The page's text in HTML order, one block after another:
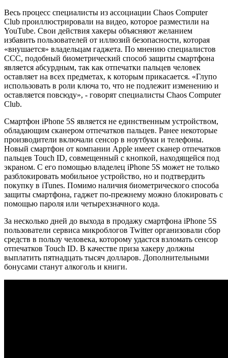
Весь процесс специалисты из ассоциации Chaos Computer
Club проиллюстрировали на видео, которое разместили на
YouTube. Свои действия хакеры объясняют желанием
избавить пользователей от иллюзий безопасности, которая
«внушается» владельцам гаджета. По мнению специалистов
CCC, подобный биометрический способ защиты смартфона
является абсурдным, так как отпечатки пальцев человек
оставляет на всех предметах, к которым прикасается. «Глупо
использовать в роли ключа то, что не подлежит изменению и
оставляется повсюду», - говорят специалисты Chaos Computer
Club.
Смартфон iPhone 5S является не единственным устройством,
обладающим сканером отпечатков пальцев. Ранее некоторые
производители включали сенсор в ноутбуки и телефоны.
Новый смартфон от компании Apple имеет сканер отпечатков
пальцев Touch ID, совмещенный с кнопкой, находящейся под
экраном. С его помощью владелец iPhone 5S может не только
разблокировать мобильное устройство, но и подтвердить
покупку в iTunes. Помимо наличия биометрического способа
защиты смартфона, гаджет по-прежнему можно блокировать с
помощью пароля или четырехзначного кода.
За несколько дней до выхода в продажу смартфона iPhone 5S
пользователи сервиса микроблогов Twitter организовали сбор
средств в пользу человека, которому удастся взломать сенсор
отпечатков Touch ID. В качестве приза хакеру должны
выплатить пятнадцать тысяч долларов. Дополнительными
бонусами станут алкоголь и книги.